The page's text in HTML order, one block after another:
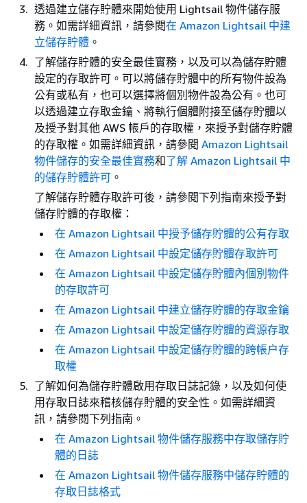
透過建立儲存貯體來開始使用 Lightsail 物件儲存服
務。如需詳細資訊，請參閱在 Amazon Lightsail 中建
立儲存貯體 。
了解儲存貯體的安全最佳實務，以及可以為儲存貯體
設定的存取許可。可以將儲存貯體中的所有物件設為
公有或私有，也可以選擇將個別物件設為公有。也可
以透過建立存取金鑰、將執行個體附接至儲存貯體以
及授予對其他 AWS 帳戶的存取權，來授予對儲存貯體
的存取權。如需詳細資訊，請參閱 Amazon Lightsail
物件儲存的安全最佳實務和了解 Amazon Lightsail 中
的儲存貯體許可 。
了解儲存貯體存取許可後，請參閱下列指南來授予對
儲存貯體的存取權：
在 Amazon Lightsail 中授予儲存貯體的公有存取
在 Amazon Lightsail 中設定儲存貯體存取許可
在 Amazon Lightsail 中設定儲存貯體內個別物件
的存取許可
在 Amazon Lightsail 中建立儲存貯體的存取金鑰
在 Amazon Lightsail 中設定儲存貯體的資源存取
在 Amazon Lightsail 中設定儲存貯體的跨帳户存
取權
了解如何為儲存貯體啟用存取日誌記錄，以及如何使
用存取日誌來稽核儲存貯體的安全性。如需詳細資
訊，請參閱下列指南。
在 Amazon Lightsail 物件儲存服務中存取儲存貯
體的日誌
在 Amazon Lightsail 物件儲存服務中儲存貯體的
存取日誌格式